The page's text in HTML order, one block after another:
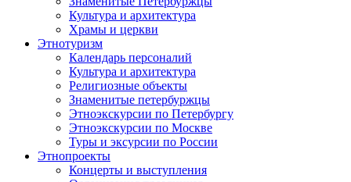
Культура и архитектура
Храмы и церкви
Этнотуризм
Календарь персоналий
Культура и архитектура
Религиозные объекты
Знаменитые петербуржцы
Этноэкскурсии по Петербургу
Этноэкскурсии по Москве
Туры и эксурсии по России
Этнопроекты
Концерты и выступления